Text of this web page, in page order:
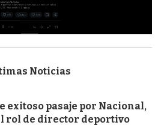
Noticias
exitoso pasaje por Nacional,
rol de director deportivo